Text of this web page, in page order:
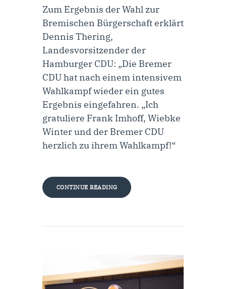
Zum Ergebnis der Wahl zur
Bremischen Bürgerschaft erklärt
Dennis Thering,
Landesvorsitzender der
Hamburger CDU: „Die Bremer
CDU hat nach einem intensivem
Wahlkampf wieder ein gutes
Ergebnis eingefahren. „Ich
gratuliere Frank Imhoff, Wiebke
Winter und der Bremer CDU
herzlich zu ihrem Wahlkampf!“
CONTINUE READING